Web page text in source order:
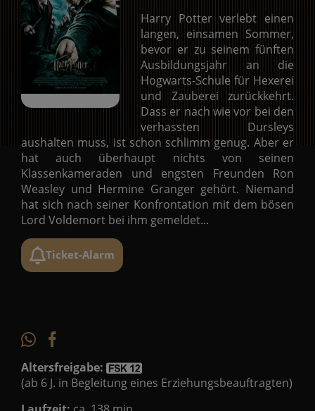
Harry Potter verlebt einen
langen, einsamen Sommer,
bevor er zu seinem fünften
Ausbildungsjahr an die
Hogwarts-Schule für Hexerei
und Zauberei zurückkehrt.
Dass er nach wie vor bei den
verhassten Dursleys
aushalten muss, ist schon schlimm genug. Aber er
hat auch überhaupt nichts von seinen
Klassenkameraden und engsten Freunden Ron
Weasley und Hermine Granger gehört. Niemand
hat sich nach seiner Konfrontation mit dem bösen
Lord Voldemort bei ihm gemeldet...
Ticket-Alarm
Altersfreigabe:
(ab 6 J. in Begleitung eines Erziehungsbeauftragten)